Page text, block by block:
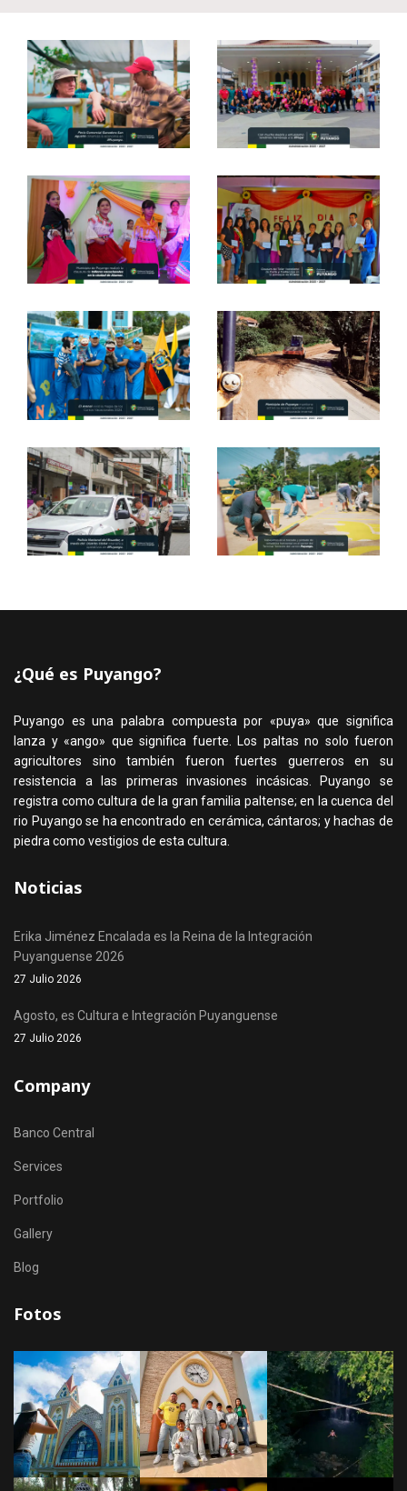
¿Qué es Puyango?
Puyango es una palabra compuesta por «puya» que significa
lanza y «ango» que significa fuerte. Los paltas no solo fueron
agricultores sino también fueron fuertes guerreros en su
resistencia a las primeras invasiones incásicas. Puyango se
registra como cultura de la gran familia paltense; en la cuenca del
rio Puyango se ha encontrado en cerámica, cántaros; y hachas de
piedra como vestigios de esta cultura.
Noticias
Erika Jiménez Encalada es la Reina de la Integración
Puyanguense 2026
27 Julio 2026
Agosto, es Cultura e Integración Puyanguense
27 Julio 2026
Company
Banco Central
Services
Portfolio
Gallery
Blog
Fotos